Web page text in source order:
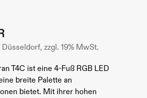
zzgl. 19% MwSt.
T4C ist eine 4-Fuß RGB LED
breite Palette an
bietet. Mit ihrer hohen